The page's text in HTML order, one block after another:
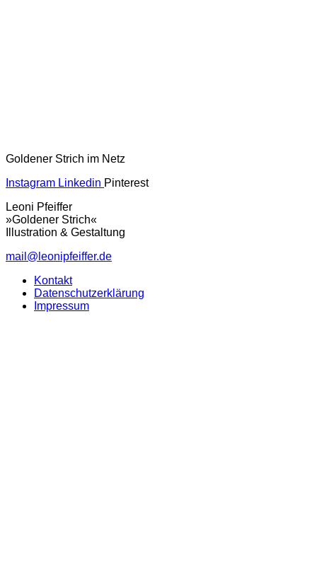
Goldener Strich im Netz
Instagram Linkedin Pinterest
Leoni Pfeiffer
»Goldener Strich«
Illustration & Gestaltung
mail@leonipfeiffer.de
Kontakt
Datenschutzerklärung
Impressum